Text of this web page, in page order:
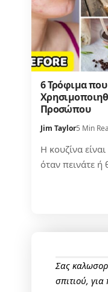
6 Τρόφιμα
Προσώπου
Jim Taylor5 Min
Η κουζίνα
όταν πεινάτε ή
Σας
σπιτιού,